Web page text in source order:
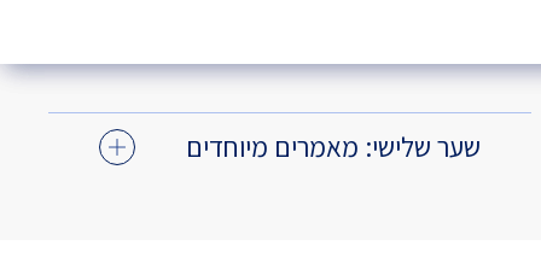
שער שלישי: מאמרים מיוחדים